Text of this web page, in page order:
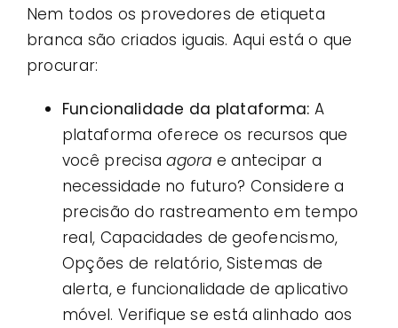
Nem todos os provedores de etiqueta
branca são criados iguais. Aqui está o que
procurar:
Funcionalidade da plataforma: A
plataforma oferece os recursos que
você precisaagora e antecipar a
necessidade no futuro? Considere a
precisão do rastreamento em tempo
real, Capacidades de geofencismo,
Opções de relatório, Sistemas de
alerta, e funcionalidade de aplicativo
móvel. Verifique se está alinhado aos